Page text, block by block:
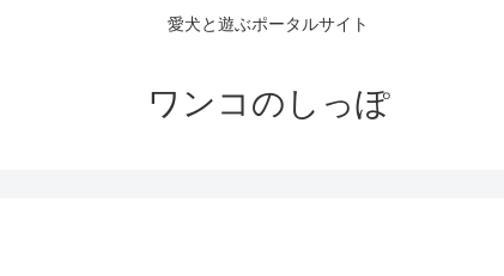
愛犬と遊ぶポータルサイト
ワンコのしっぽ